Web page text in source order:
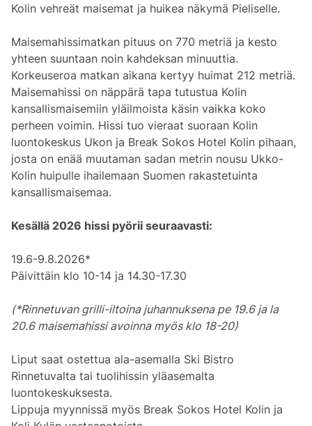
Kolin vehreät maisemat ja huikea näkymä Pieliselle.
Maisemahissimatkan pituus on 770 metriä ja kesto
yhteen suuntaan noin kahdeksan minuuttia.
Korkeuseroa matkan aikana kertyy huimat 212 metriä.
Maisemahissi on näppärä tapa tutustua Kolin
kansallismaisemiin yläilmoista käsin vaikka koko
perheen voimin. Hissi tuo vieraat suoraan Kolin
luontokeskus Ukon ja Break Sokos Hotel Kolin pihaan,
josta on enää muutaman sadan metrin nousu Ukko-
Kolin huipulle ihailemaan Suomen rakastetuinta
kansallismaisemaa.
Kesällä 2026 hissi pyörii seuraavasti:
19.6-9.8.2026*
Päivittäin klo 10-14 ja 14.30-17.30
(*Rinnetuvan grilli-iltoina juhannuksena pe 19.6 ja la
20.6 maisemahissi avoinna myös klo 18-20)
Liput saat ostettua ala-asemalla Ski Bistro
Rinnetuvalta tai tuolihissin yläasemalta
luontokeskuksesta.
Lippuja myynnissä myös Break Sokos Hotel Kolin ja